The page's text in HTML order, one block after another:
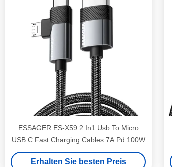
ESSAGER ES-X59 2 In1 Usb To Micro
USB C Fast Charging Cables 7A Pd 100W
Erhalten Sie besten Preis